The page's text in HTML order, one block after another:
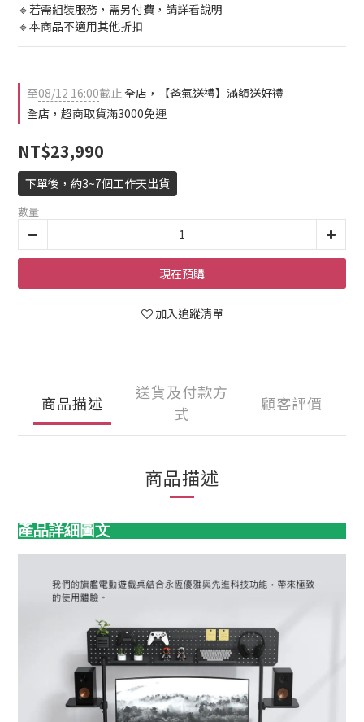
🔹若需組裝服務，需另付費，請詳看說明
🔹本商品不適用其他折扣
至08/12 16:00截止全店，【爸氣送禮】滿額送好禮
全店，超商取貨滿3000免運
NT$23,990
下單後，約3~7個工作天出貨
數量
現在預購
加入追蹤清單
商品描述
送貨及付款方
式
顧客評價
商品描述
產品詳細圖文